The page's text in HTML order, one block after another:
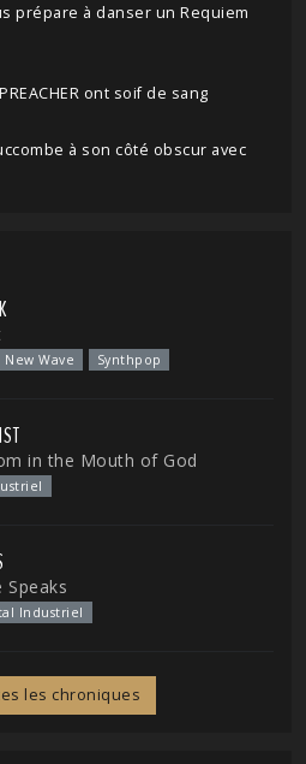
prépare à danser un Requiem
ont soif de sang
à son côté obscur avec
New Wave Synthpop
in the Mouth of God
Speaks
Industriel
les chroniques